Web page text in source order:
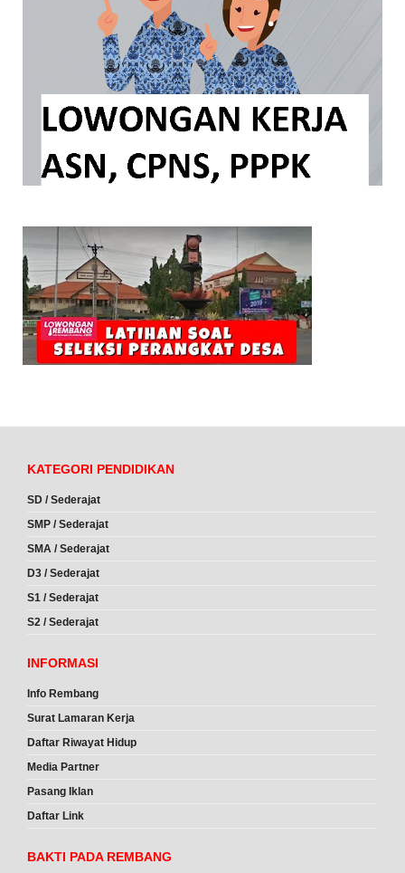
KATEGORI PENDIDIKAN
SD / Sederajat
SMP / Sederajat
SMA / Sederajat
D3 / Sederajat
S1 / Sederajat
S2 / Sederajat
INFORMASI
Info Rembang
Surat Lamaran Kerja
Daftar Riwayat Hidup
Media Partner
Pasang Iklan
Daftar Link
BAKTI PADA REMBANG